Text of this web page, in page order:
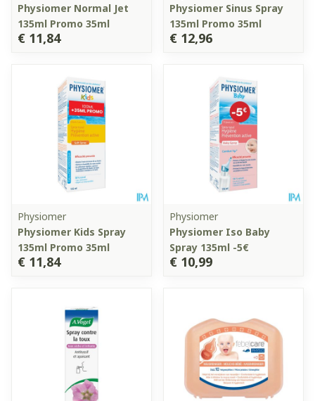
Physiomer Normal Jet
135ml Promo 35ml
€ 11,84
Physiomer Sinus Spray
135ml Promo 35ml
€ 12,96
Physiomer
Physiomer Kids Spray
135ml Promo 35ml
€ 11,84
Physiomer
Physiomer Iso Baby
Spray 135ml -5€
€ 10,99